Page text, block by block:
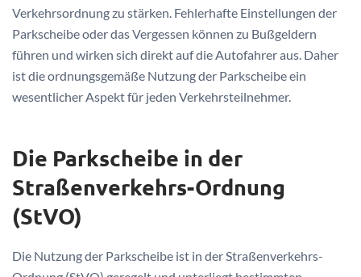
Verkehrsordnung zu stärken. Fehlerhafte Einstellungen der
Parkscheibe oder das Vergessen können zu Bußgeldern
führen und wirken sich direkt auf die Autofahrer aus. Daher
ist die ordnungsgemäße Nutzung der Parkscheibe ein
wesentlicher Aspekt für jeden Verkehrsteilnehmer.
Die Parkscheibe in der
Straßenverkehrs-Ordnung
(StVO)
Die Nutzung der Parkscheibe ist in der Straßenverkehrs-